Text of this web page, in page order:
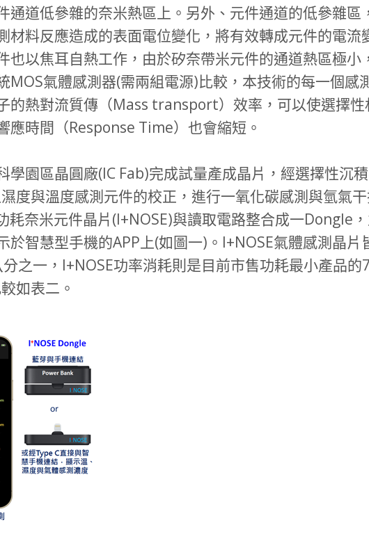
通道低參雜的奈米熱區上。另外、元件通道的低參雜區
材料反應造成的表面電位變化，將有效轉成元件的電流
也以焦耳自熱工作，由於矽奈帶米元件的通道熱區極小
氣體感測器(需兩組電源)比較，本技術的每一個感
的熱對流質傳（Mass transport）效率，可以使選擇
時間（Response Time）也會縮短。
園區晶圓廠(IC Fab)完成試量產成晶片，經選擇性沉
度與溫度感測元件的校正，進行一氧化碳感測與氫氣
奈米元件晶片(I+NOSE)與讀取電路整合成一Dongle
智慧型手機的APP上(如圖一)。I+NOSE氣體感測晶片
之一，I+NOSE功率消耗則是目前市售功耗最小產品的
如表二。